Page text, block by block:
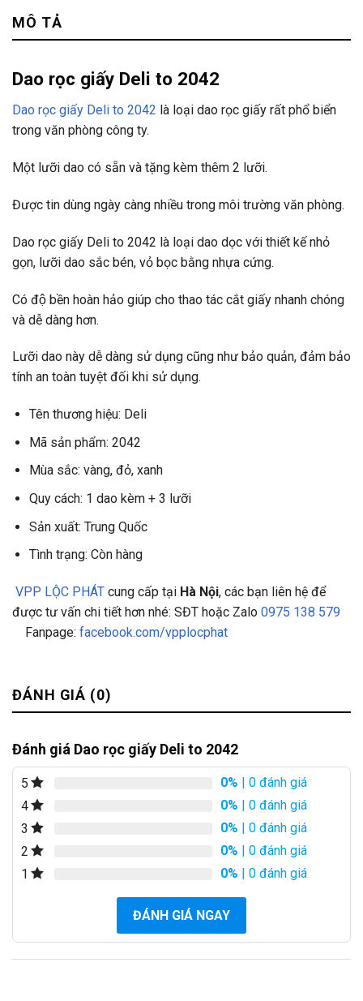
MÔ TẢ
Dao rọc giấy Deli to 2042
Dao rọc giấy Deli to 2042 là loại dao rọc giấy rất phổ biển
trong văn phòng công ty.
Một lưỡi dao có sẵn và tặng kèm thêm 2 lưỡi.
Được tin dùng ngày càng nhiều trong môi trường văn phòng.
Dao rọc giấy Deli to 2042 là loại dao dọc với thiết kế nhỏ
gọn, lưỡi dao sắc bén, vỏ bọc bằng nhựa cứng.
Có độ bền hoàn hảo giúp cho thao tác cắt giấy nhanh chóng
và dễ dàng hơn.
Lưỡi dao này dễ dàng sử dụng cũng như bảo quản, đảm bảo
tính an toàn tuyệt đối khi sử dụng.
Tên thương hiệu: Deli
Mã sản phẩm: 2042
Mùa sắc: vàng, đỏ, xanh
Quy cách: 1 dao kèm + 3 lưỡi
Sản xuất: Trung Quốc
Tình trạng: Còn hàng
VPP LỘC PHÁT cung cấp tại Hà Nội, các bạn liên hệ để
được tư vấn chi tiết hơn nhé: SĐT hoặc Zalo 0975 138 579
Fanpage: facebook.com/vpplocphat
ĐÁNH GIÁ (0)
Đánh giá Dao rọc giấy Deli to 2042
5 0% | 0 đánh giá
4
0% | 0 đánh giá
3
0% | 0 đánh giá
2
0% | 0 đánh giá
1
0% | 0 đánh giá
ĐÁNH GIÁ NGAY